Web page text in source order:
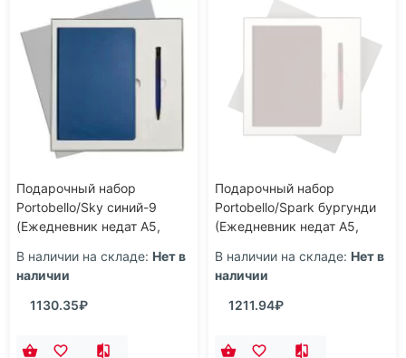
Подарочный набор
Portobello/Sky синий-9
(Ежедневник недат А5,
В наличии на складе: Нет в
наличии
1130.35₽
Подарочный набор
Portobello/Spark бургунди
(Ежедневник недат А5,
В наличии на складе: Нет в
наличии
1211.94₽